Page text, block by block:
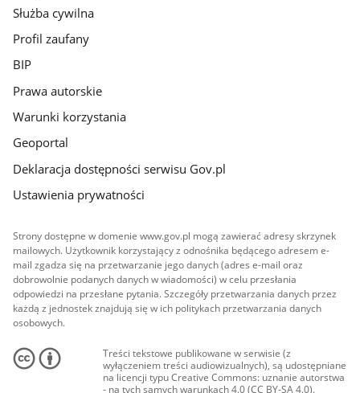
Służba cywilna
Profil zaufany
BIP
Prawa autorskie
Warunki korzystania
Geoportal
Deklaracja dostępności serwisu Gov.pl
Ustawienia prywatności
Strony dostępne w domenie www.gov.pl mogą zawierać adresy skrzynek
mailowych. Użytkownik korzystający z odnośnika będącego adresem e-
mail zgadza się na przetwarzanie jego danych (adres e-mail oraz
dobrowolnie podanych danych w wiadomości) w celu przesłania
odpowiedzi na przesłane pytania. Szczegóły przetwarzania danych przez
każdą z jednostek znajdują się w ich politykach przetwarzania danych
osobowych.
Treści tekstowe publikowane w serwisie (z
wyłączeniem treści audiowizualnych), są udostępniane
na licencji typu Creative Commons: uznanie autorstwa
- na tych samych warunkach 4.0 (CC BY-SA 4.0).